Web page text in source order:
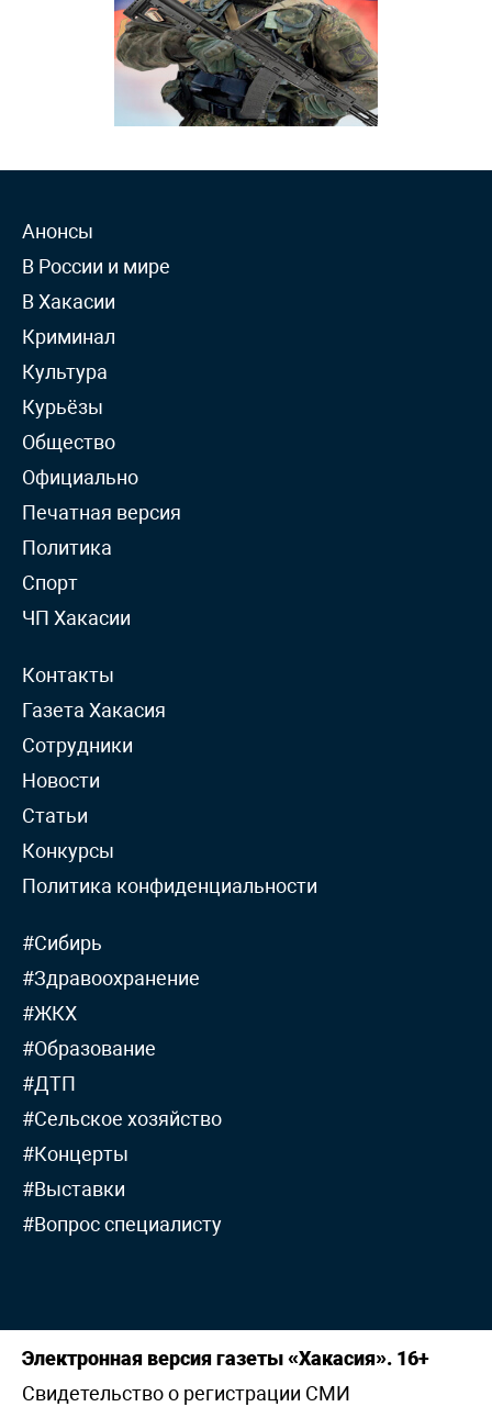
Анонсы
В России и мире
В Хакасии
Криминал
Культура
Курьёзы
Общество
Официально
Печатная версия
Политика
Спорт
ЧП Хакасии
Контакты
Газета Хакасия
Сотрудники
Новости
Статьи
Конкурсы
Политика конфиденциальности
#Сибирь
#Здравоохранение
#ЖКХ
#Образование
#ДТП
#Сельское хозяйство
#Концерты
#Выставки
#Вопрос специалисту
Электронная версия газеты «Хакасия». 16+
Свидетельство о регистрации СМИ